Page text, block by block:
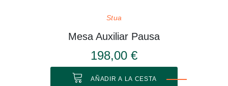
Stua
Mesa Auxiliar Pausa
198,00 €
AÑADIR A LA CESTA